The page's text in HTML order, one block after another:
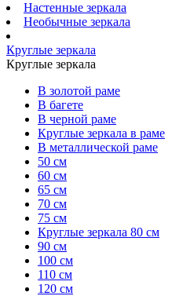
Настенные зеркала
Необычные зеркала
Круглые зеркала
Круглые зеркала
В золотой раме
В багете
В черной раме
Круглые зеркала в раме
В металлической раме
50 см
60 см
65 см
70 см
75 см
Круглые зеркала 80 см
90 см
100 см
110 см
120 см